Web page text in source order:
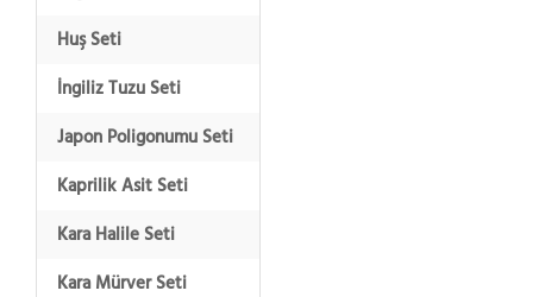
Huş Seti
İngiliz Tuzu Seti
Japon Poligonumu Seti
Kaprilik Asit Seti
Kara Halile Seti
Kara Mürver Seti